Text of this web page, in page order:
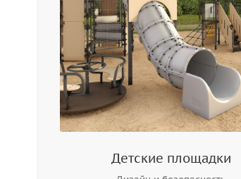
Детские площадки